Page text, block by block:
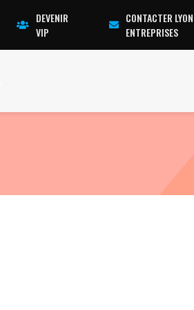
DEVENIR
VIP
CONTACTER LYON
ENTREPRISES